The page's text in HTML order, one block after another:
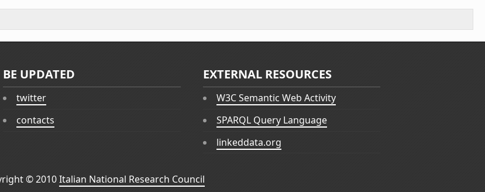
BE UPDATED
twitter
contacts
EXTERNAL RESOURCES
W3C Semantic Web Activity
SPARQL Query Language
linkeddata.org
© 2010Italian National Research Council